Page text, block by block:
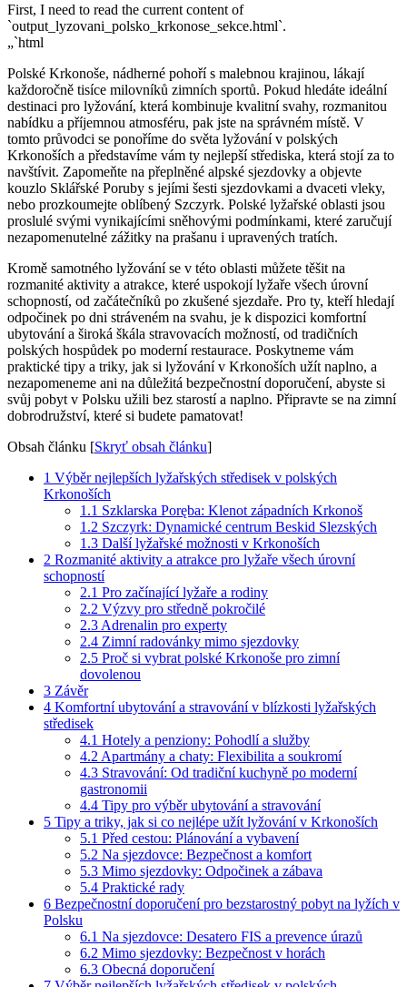
First, I need to read the current content of
`output_lyzovani_polsko_krkonose_sekce.html`.
„`html
Polské Krkonoše, nádherné pohoří s malebnou krajinou, lákají
každoročně tisíce milovníků zimních sportů. Pokud hledáte ideální
destinaci pro lyžování, která kombinuje kvalitní svahy, rozmanitou
nabídku a příjemnou atmosféru, pak jste na správném místě. V
tomto průvodci se ponoříme do světa lyžování v polských
Krkonoších a představíme vám ty nejlepší střediska, která stojí za to
navštívit. Zapomeňte na přeplněné alpské sjezdovky a objevte
kouzlo Sklářské Poruby s jejími šesti sjezdovkami a dvaceti vleky,
nebo prozkoumejte oblíbený Szczyrk. Polské lyžařské oblasti jsou
proslulé svými vynikajícími sněhovými podmínkami, které zaručují
nezapomenutelné zážitky na prašanu i upravených tratích.
Kromě samotného lyžování se v této oblasti můžete těšit na
rozmanité aktivity a atrakce, které uspokojí lyžaře všech úrovní
schopností, od začátečníků po zkušené sjezdaře. Pro ty, kteří hledají
odpočinek po dni stráveném na svahu, je k dispozici komfortní
ubytování a široká škála stravovacích možností, od tradičních
polských hospůdek po moderní restaurace. Poskytneme vám
praktické tipy a triky, jak si lyžování v Krkonoších užít naplno, a
nezapomeneme ani na důležitá bezpečnostní doporučení, abyste si
svůj pobyt v Polsku užili bez starostí a naplno. Připravte se na zimní
dobrodružství, které si budete pamatovat!
Obsah článku [Skryť obsah článku]
1 Výběr nejlepších lyžařských středisek v polských
Krkonoších
1.1 Szklarska Poręba: Klenot západních Krkonoš
1.2 Szczyrk: Dynamické centrum Beskid Slezských
1.3 Další lyžařské možnosti v Krkonoších
2 Rozmanité aktivity a atrakce pro lyžaře všech úrovní
schopností
2.1 Pro začínající lyžaře a rodiny
2.2 Výzvy pro středně pokročilé
2.3 Adrenalin pro experty
2.4 Zimní radovánky mimo sjezdovky
2.5 Proč si vybrat polské Krkonoše pro zimní
dovolenou
3 Závěr
4 Komfortní ubytování a stravování v blízkosti lyžařských
středisek
4.1 Hotely a penziony: Pohodlí a služby
4.2 Apartmány a chaty: Flexibilita a soukromí
4.3 Stravování: Od tradiční kuchyně po moderní
gastronomii
4.4 Tipy pro výběr ubytování a stravování
5 Tipy a triky, jak si co nejlépe užít lyžování v Krkonoších
5.1 Před cestou: Plánování a vybavení
5.2 Na sjezdovce: Bezpečnost a komfort
5.3 Mimo sjezdovky: Odpočinek a zábava
5.4 Praktické rady
6 Bezpečnostní doporučení pro bezstarostný pobyt na lyžích v
Polsku
6.1 Na sjezdovce: Desatero FIS a prevence úrazů
6.2 Mimo sjezdovky: Bezpečnost v horách
6.3 Obecná doporučení